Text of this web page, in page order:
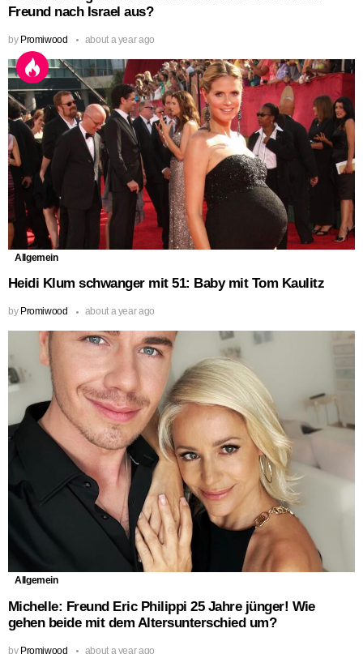
Freund nach Israel aus?
by Promiwood about a year ago
Allgemein
Heidi Klum schwanger mit 51: Baby mit Tom Kaulitz
by Promiwood about a year ago
Allgemein
Michelle: Freund Eric Philippi 25 Jahre jünger! Wie
gehen beide mit dem Altersunterschied um?
by Promiwood about a year ago